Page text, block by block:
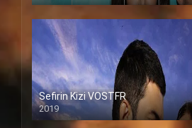
Sefirin Kizi VOSTFR
2019